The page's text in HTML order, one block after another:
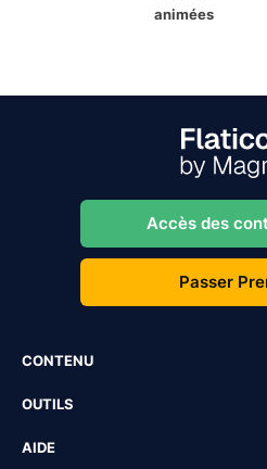
animées
Accès des
Passer
CONTENU
OUTILS
AIDE